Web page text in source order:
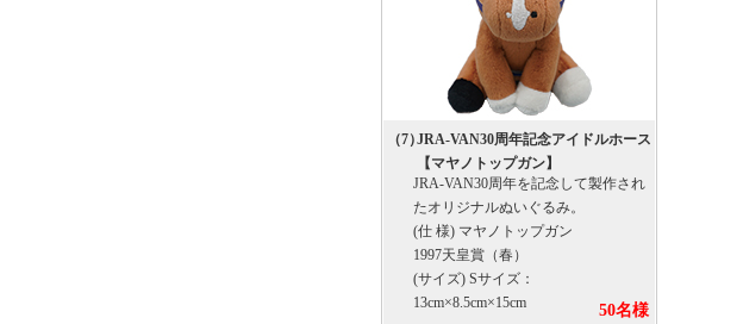
（7）JRA-VAN30周年記念アイドルホース
【マヤノトップガン】
JRA-VAN30周年を記念して製作され
たオリジナルぬいぐるみ。
(仕 様) マヤノトップガン
1997天皇賞（春）
(サイズ) Sサイズ：
13cm×8.5cm×15cm
50名様